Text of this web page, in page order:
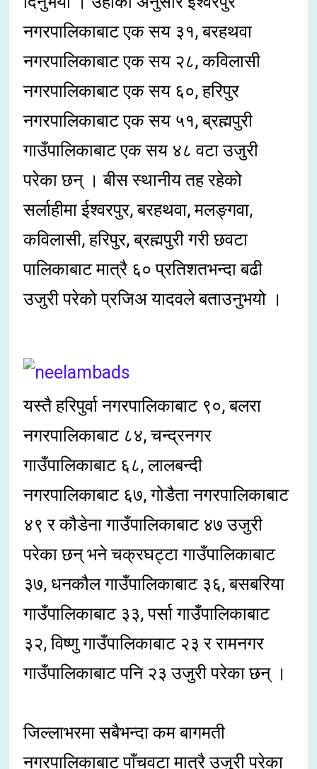
नगरपालिकाबाट एक सय ३१, बरहथवा
नगरपालिकाबाट एक सय २८, कविलासी
नगरपालिकाबाट एक सय ६०, हरिपुर
नगरपालिकाबाट एक सय ५१, ब्रह्मपुरी
गाउँपालिकाबाट एक सय ४८ वटा उजुरी
परेका छन् । बीस स्थानीय तह रहेको
सर्लाहीमा ईश्वरपुर, बरहथवा, मलङ्गवा,
कविलासी, हरिपुर, ब्रह्मपुरी गरी छवटा
पालिकाबाट मात्रै ६० प्रतिशतभन्दा बढी
उजुरी परेको प्रजिअ यादवले बताउनुभयो ।
यस्तै हरिपुर्वा नगरपालिकाबाट ९०, बलरा
नगरपालिकाबाट ८४, चन्द्रनगर
गाउँपालिकाबाट ६८, लालबन्दी
नगरपालिकाबाट ६७, गोडैता नगरपालिकाबाट
४९ र कौडेना गाउँपालिकाबाट ४७ उजुरी
परेका छन् भने चक्रघट्टा गाउँपालिकाबाट
३७, धनकौल गाउँपालिकाबाट ३६, बसबरिया
गाउँपालिकाबाट ३३, पर्सा गाउँपालिकाबाट
३२, विष्णु गाउँपालिकाबाट २३ र रामनगर
गाउँपालिकाबाट पनि २३ उजुरी परेका छन् ।
जिल्लाभरमा सबैभन्दा कम बागमती
नगरपालिकाबाट पाँचवटा मात्रै उजुरी परेका